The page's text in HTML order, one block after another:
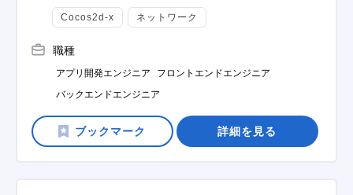
Cocos2d-x ネットワーク
職種
アプリ開発エンジニア
フロントエンドエンジニア
バックエンドエンジニア
詳細を見る